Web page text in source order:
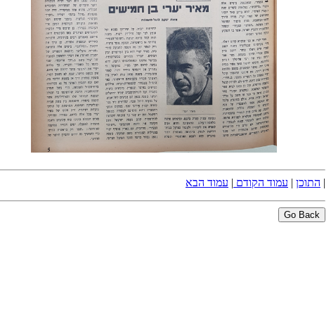
| התוכן | עמוד הקודם | עמוד הבא
Go Back